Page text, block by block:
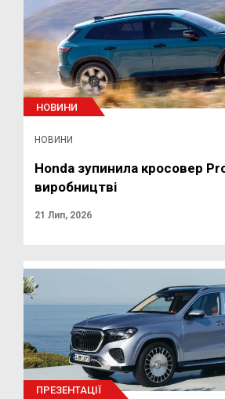
НОВИНИ
НОВИНИ
Honda зупинила кросовер
виробництві
21 Лип, 2026
ПРЕЗЕНТАЦІЇ